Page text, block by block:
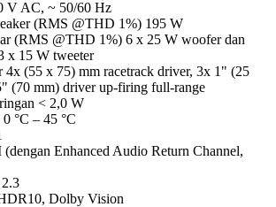
V AC, ~ 50/60 Hz
(RMS @THD 1%) 195 W
(RMS @THD 1%) 6 x 25 W woofer dan
x 15 W tweeter
4x (55 x 75) mm racetrack driver, 3x 1" (25
(70 mm) driver up-firing full-range
< 2,0 W
0 °C – 45 °C
Enhanced Audio Return Channel,
2.3
Dolby Vision